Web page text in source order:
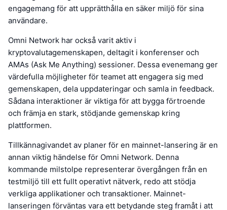
engagemang för att upprätthålla en säker miljö för sina
användare.
Omni Network har också varit aktiv i
kryptovalutagemenskapen, deltagit i konferenser och
AMAs (Ask Me Anything) sessioner. Dessa evenemang ger
värdefulla möjligheter för teamet att engagera sig med
gemenskapen, dela uppdateringar och samla in feedback.
Sådana interaktioner är viktiga för att bygga förtroende
och främja en stark, stödjande gemenskap kring
plattformen.
Tillkännagivandet av planer för en mainnet-lansering är en
annan viktig händelse för Omni Network. Denna
kommande milstolpe representerar övergången från en
testmiljö till ett fullt operativt nätverk, redo att stödja
verkliga applikationer och transaktioner. Mainnet-
lanseringen förväntas vara ett betydande steg framåt i att